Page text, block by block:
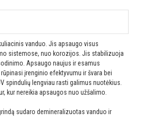
vanduo. Jis apsaugo visus
sistemose, nuo korozijos. Jis stabilizuoja
Apsaugo naujus ir esamus
įrenginio efektyvumu ir švara bei
spindulių lengviau rasti galimus nuotėkius.
kur nereikia apsaugos nuo užšalimo.
sudaro demineralizuotas vanduo ir